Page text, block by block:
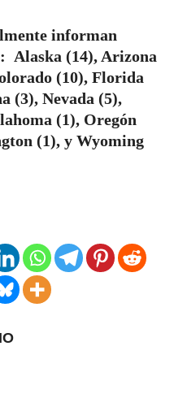
informan
Alaska (14), Arizona
(10), Florida
(3), Nevada (5),
(1), Oregón
(1), y Wyoming